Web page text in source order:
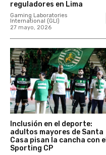
reguladores en Lima
Gaming Laboratories
International (GLI)
27 mayo, 2026
Inclusión en el deporte:
adultos mayores de Santa
Casa pisan la cancha con el
Sporting CP